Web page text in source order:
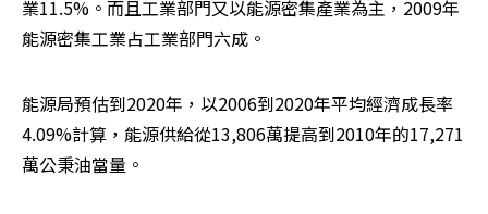
業11.5%。而且工業部門又以能源密集產業為主，2009年
能源密集工業占工業部門六成。
能源局預估到2020年，以2006到2020年平均經濟成長率
4.09%計算，能源供給從13,806萬提高到2010年的17,271
萬公秉油當量。